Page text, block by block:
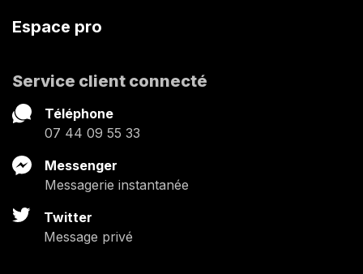
Espace pro
Service client connecté
Téléphone
07 44 09 55 33
Messenger
Messagerie instantanée
Twitter
Message privé